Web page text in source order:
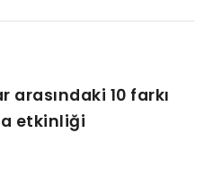
arasındaki 10 farkı
etkinliği